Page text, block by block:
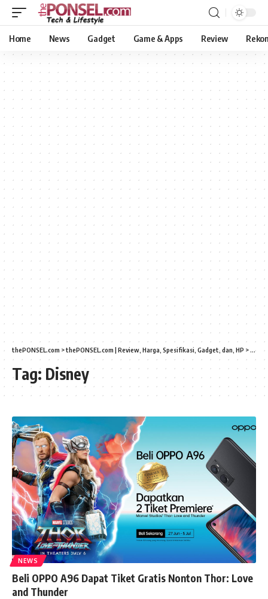
Home News Gadget Game & Apps Review
thePONSEL.com >thePONSEL.com | Review, Harga, Spesifikasi, Gadget, dan, HP >
Tag: Disney
NEWS
Beli OPPO A96 Dapat Tiket Gratis Nonton Thor: Love
and Thunder